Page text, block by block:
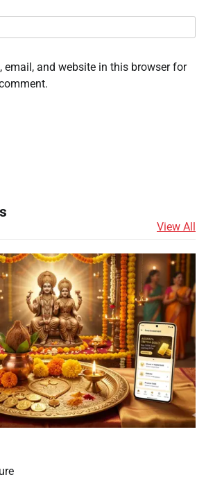
email, and website in this browser for
View All